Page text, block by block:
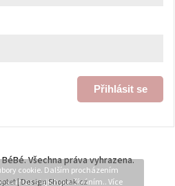
cookie. Dalším procházením
souhlas s jejich používáním.. Více
Přihlásit se
. Všechna práva vyhrazena.
| DesignShoptak.cz